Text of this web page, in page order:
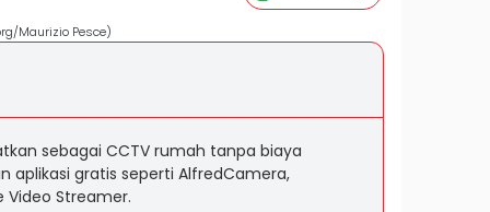
Maurizio Pesce)
sebagai CCTV rumah tanpa biaya
aplikasi gratis seperti AlfredCamera,
Streamer.